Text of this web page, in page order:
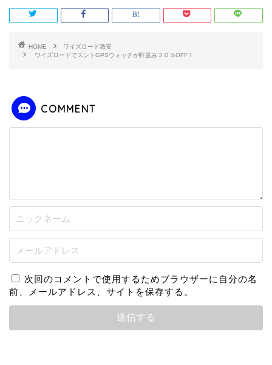
HOME
ワイズロード激安
ワイズロードでスントGPSウォッチが軒並み３０％OFF！
COMMENT
次回のコメントで使用するためブラウザーに自分の名
前、メールアドレス、サイトを保存する。